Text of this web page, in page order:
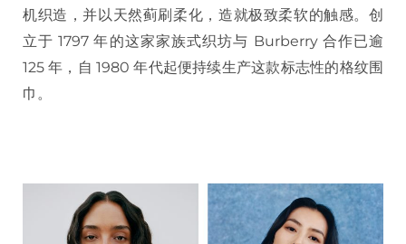
机织造，并以天然蓟刷柔化，造就极致柔软的触感。创
立于 1797 年的这家家族式织坊与 Burberry 合作已逾
125 年，自 1980 年代起便持续生产这款标志性的格纹围
巾。